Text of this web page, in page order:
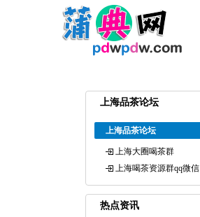
上海品茶论坛
上海品茶论坛
上海大圈喝茶群
上海喝茶资源群qq微信
热点资讯